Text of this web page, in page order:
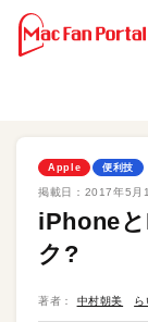
Apple 便利技
掲載日： 2017年5月
iPhone
ク?
著者： 中村朝美 ら